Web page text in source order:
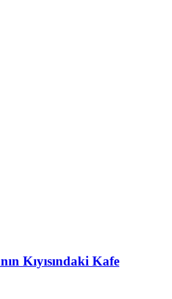
Kıyısındaki Kafe